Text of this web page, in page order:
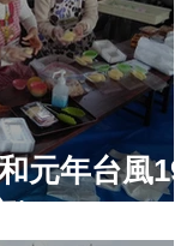
元年台風19
）